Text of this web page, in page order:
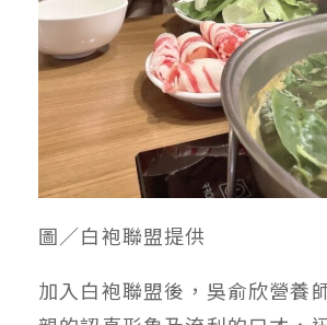
圖／白袍聯盟提供
加入白袍聯盟後，吳俞欣營養